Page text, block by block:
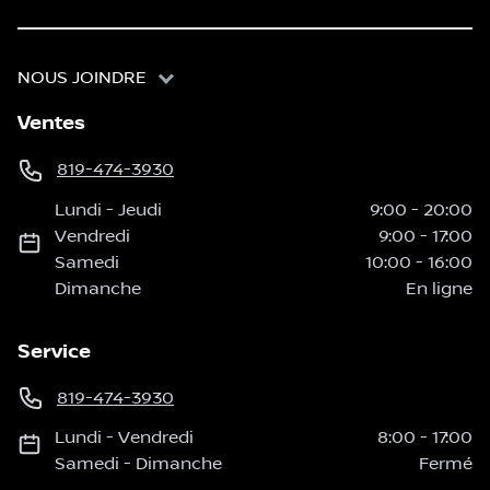
NOUS JOINDRE
Ventes
819-474-3930
Lundi -Jeudi 9:00 - 20:00
Vendredi
9:00 - 17:00
Samedi
10:00 - 16:00
Dimanche
En ligne
Service
819-474-3930
Lundi -Vendredi 8:00 - 17:00
Samedi - Dimanche Fermé